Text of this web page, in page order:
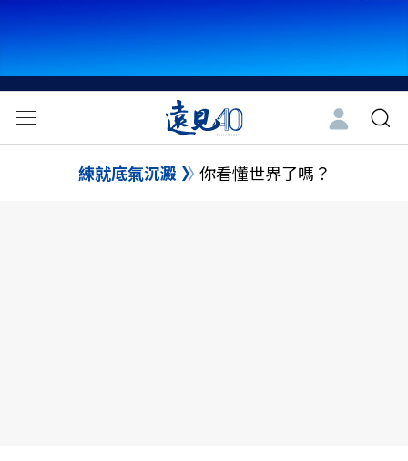
練就底氣沉澱 你看懂世界了嗎？